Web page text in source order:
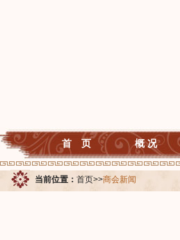
首 页 概 况
当前位置： 首页>>商会新闻